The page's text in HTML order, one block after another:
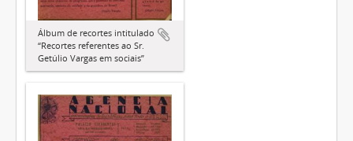
Álbum de recortes intitulado
“Recortes referentes ao Sr.
Getúlio Vargas em sociais”